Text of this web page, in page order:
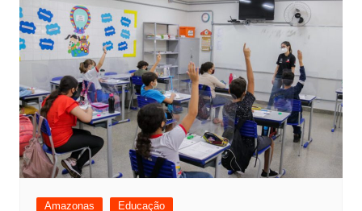
Amazonas Educação